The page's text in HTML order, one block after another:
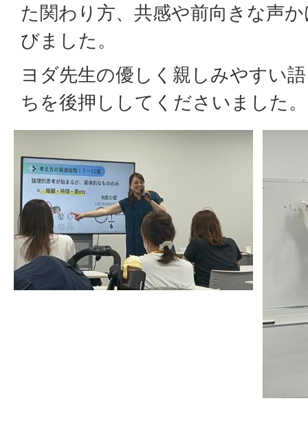
た関わり方、共感や前向きな声
びました。
ヨダ先生の優しく親しみやすい
ちを後押ししてくださいました。